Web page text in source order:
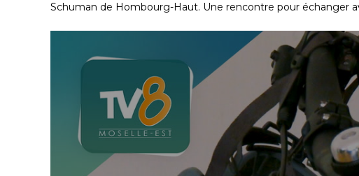
Schuman de Hombourg-Haut. Une rencontre pour échanger